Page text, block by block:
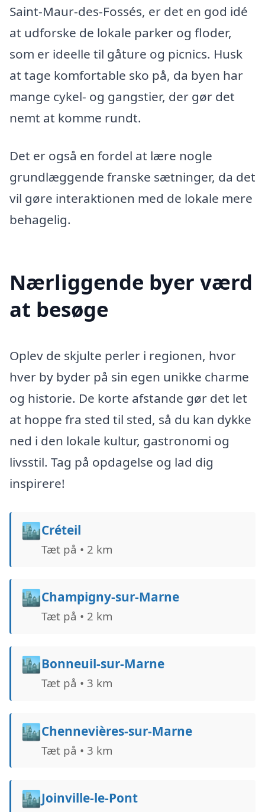
Saint-Maur-des-Fossés, er det en god idé
at udforske de lokale parker og floder,
som er ideelle til gåture og picnics. Husk
at tage komfortable sko på, da byen har
mange cykel- og gangstier, der gør det
nemt at komme rundt.
Det er også en fordel at lære nogle
grundlæggende franske sætninger, da det
vil gøre interaktionen med de lokale mere
behagelig.
Nærliggende byer værd
at besøge
Oplev de skjulte perler i regionen, hvor
hver by byder på sin egen unikke charme
og historie. De korte afstande gør det let
at hoppe fra sted til sted, så du kan dykke
ned i den lokale kultur, gastronomi og
livsstil. Tag på opdagelse og lad dig
inspirere!
🏙️Créteil
Tæt på • 2 km
🏙️Champigny-sur-Marne
Tæt på • 2 km
🏙️Bonneuil-sur-Marne
Tæt på • 3 km
🏙️Chennevières-sur-Marne
Tæt på • 3 km
🏙️Joinville-le-Pont